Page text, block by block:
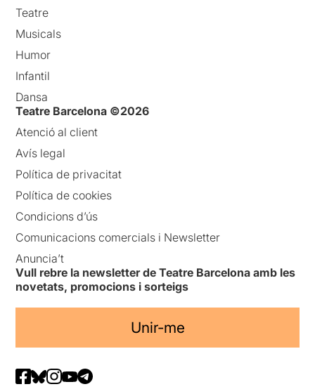
Teatre
Musicals
Humor
Infantil
Dansa
Teatre Barcelona ©2026
Atenció al client
Avís legal
Política de privacitat
Política de cookies
Condicions d’ús
Comunicacions comercials i Newsletter
Anuncia’t
Vull rebre la newsletter de Teatre Barcelona amb les
novetats, promocions i sorteigs
Unir-me